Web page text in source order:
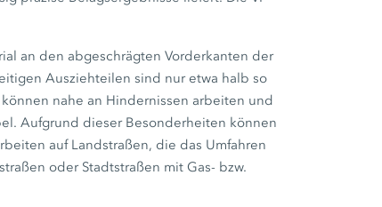
an den abgeschrägten Vorderkanten der
Ausziehteilen sind nur etwa halb so
nahe an Hindernissen arbeiten und
Aufgrund dieser Besonderheiten können
auf Landstraßen, die das Umfahren
oder Stadtstraßen mit Gas- bzw.